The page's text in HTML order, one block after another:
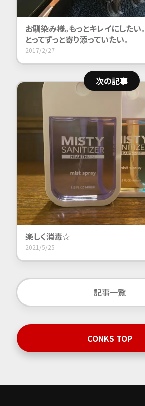
お馴染み様。もっとキレイにしたい。
とってずっと寄り添っていたい。
2017/2/27
次の記事
楽しく消毒☆
2021/5/25
記事一覧
CONKS TOP